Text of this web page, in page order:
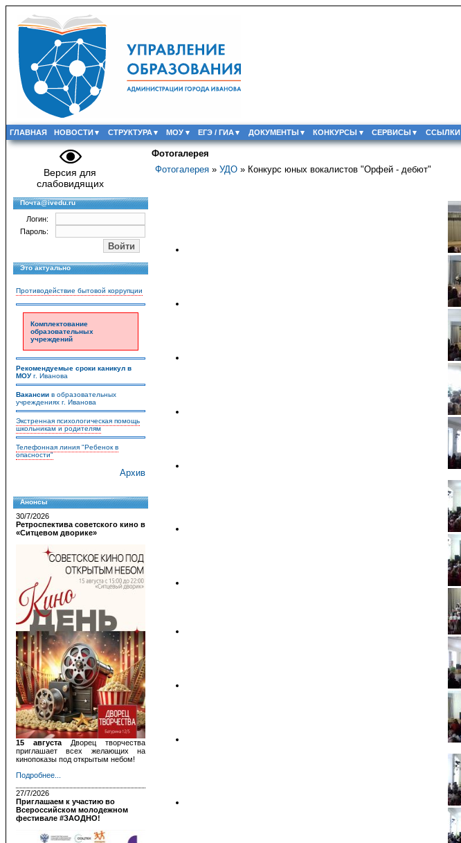
ГЛАВНАЯ НОВОСТИ СТРУКТУРА МОУ ЕГЭ / ГИА ДОКУМЕНТЫ КОНКУРСЫ СЕРВИСЫ ССЫЛКИ
Версия для
слабовидящих
Почта@ivedu.ru
Логин:
Пароль:
Это актуально
Противодействие бытовой коррупции
Комплектование
образовательных
учреждений
Рекомендуемые сроки каникул в
МОУг. Иванова
Вакансии в образовательных
учреждениях г. Иванова
Экстренная психологическая помощь
школьникам и родителям
Телефонная линия "Ребенок в
опасности"
Архив
Анонсы
30/7/2026
Ретроспектива советского кино в
«Ситцевом дворике»
15 августа
Дворец творчества
приглашает всех желающих на
кинопоказы под открытым небом!
Подробнее...
27/7/2026
Приглашаем к участию во
Всероссийском молодежном
фестивале #ЗАОДНО!
Фотогалерея
Фотогалерея » УДО » Конкурс юных вокалистов "Орфей - дебют"